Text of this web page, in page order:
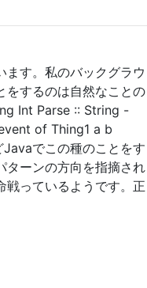
ます。私のバックグラウ
をするのは自然なことの
Int Parse :: String -
of Thing1 a b
でこの種のことをす
ターンの方向を指摘され
戦っているようです。正